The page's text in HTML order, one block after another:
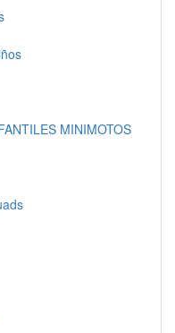
MINIMOTOS